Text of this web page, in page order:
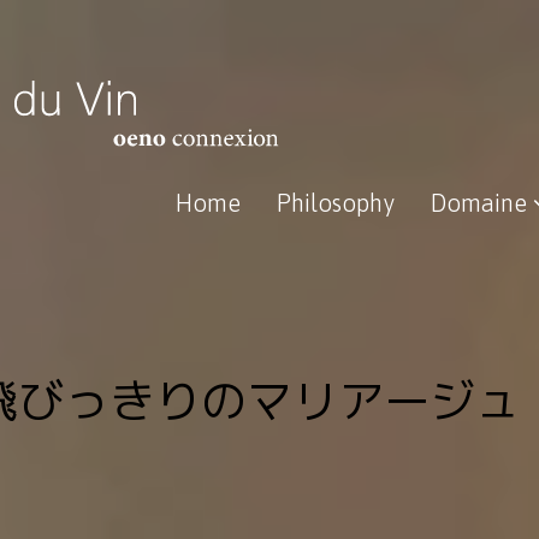
Home Philosophy Domaine
びっきりのマリアージュ